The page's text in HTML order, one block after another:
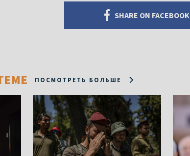
SHARE ON FACEBOOK
ПОСМОТРЕТЬ БОЛЬШЕ